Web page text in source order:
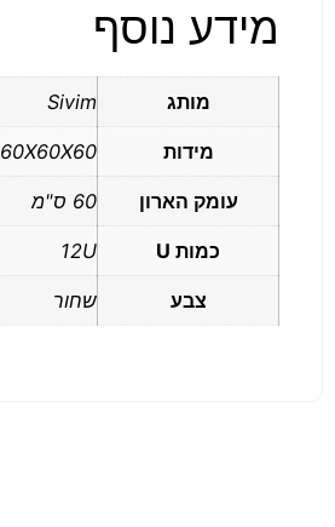
מידע נוסף
מותג Sivim
מידות 60X60X60
עומק הארון 60 ס"מ
כמות U 12U
צבע שחור